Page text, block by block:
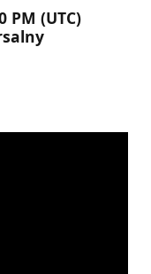
PM (UTC)